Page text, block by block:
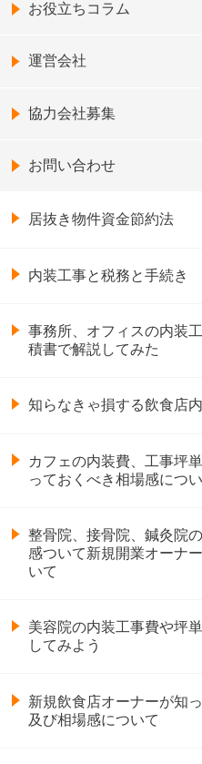
お役立ちコラム
運営会社
協力会社募集
お問い合わせ
居抜き物件資金節約法
内装工事と税務と手続き
事務所、オフィスの内装
積書で解説してみた
知らなきゃ損する飲食店
カフェの内装費、工事坪
っておくべき相場感につ
整骨院、接骨院、鍼灸院
感ついて新規開業オーナ
いて
美容院の内装工事費や坪
してみよう
新規飲食店オーナーが知
及び相場感について